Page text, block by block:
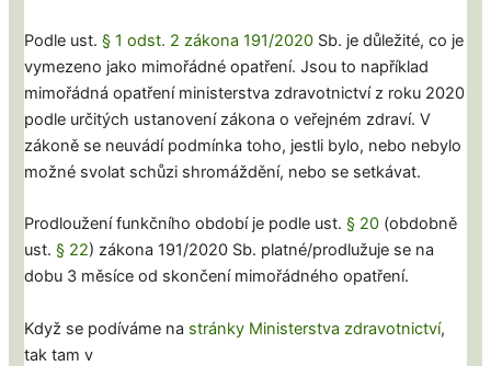
Podle ust.§ 1 odst. 2 zákona 191/2020 Sb. je důležité, co je
vymezeno jako mimořádné opatření. Jsou to například
mimořádná opatření ministerstva zdravotnictví z roku 2020
podle určitých ustanovení zákona o veřejném zdraví. V
zákoně se neuvádí podmínka toho, jestli bylo, nebo nebylo
možné svolat schůzi shromáždění, nebo se setkávat.
Prodloužení funkčního období je podle ust.§ 20 (obdobně
ust.§ 22) zákona 191/2020 Sb. platné/prodlužuje se na
dobu 3 měsíce od skončení mimořádného opatření.
Když se podíváme na stránky Ministerstva zdravotnictví,
tak tam v